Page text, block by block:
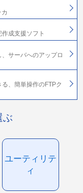
成支援ソフト
サーバへのアップロ
、簡単操作のFTPク
ぶ
ユーティリテ
ィ